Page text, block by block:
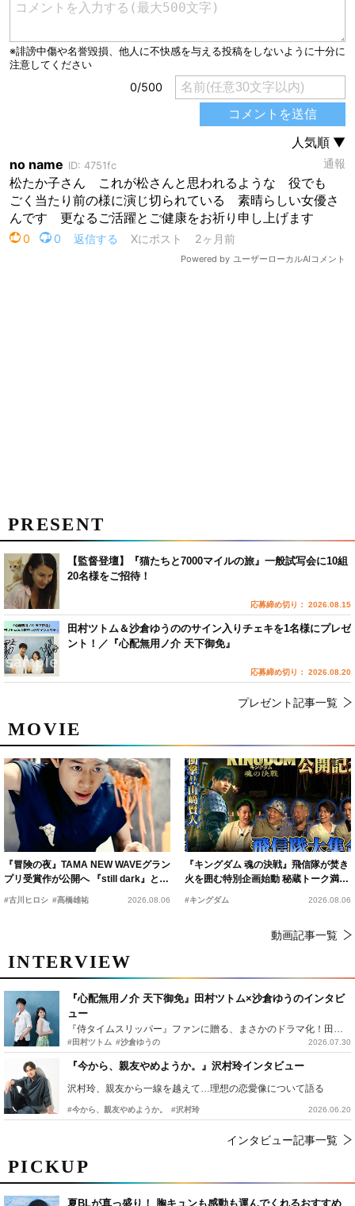
PICKUP
夏BLが真っ盛り！ 胸キュンも感動も運んでくれるおすすめ
MOVIE
『冒険の夜』TAMA NEW WAVEグラン
プリ受賞作が公開へ 『still dark』と同
時上映決定
#古川ヒロシ #髙橋雄祐 2026.08.06
『キングダム 魂の決戦』飛信隊が焚き
火を囲む特別企画始動 秘蔵トーク満載
の“キングダムキャンプ”開催
#キングダム 2026.08.06
動画記事一覧
INTERVIEW
『心配無用ノ介 天下御免』田村ツトム×沙倉ゆうのインタビ
ュー
#田村ツトム #沙倉ゆうの 2026.07.30
『今から、親友やめようか。』沢村玲インタビュー
沢村玲、親友から一線を越えて…理想の恋愛像について語る
#今から、親友やめようか。 #沢村玲 2026.06.20
インタビュー記事一覧
PRESENT
【監督登壇】『猫たちと7000マイルの旅』一般試写会に10組
20名様をご招待！
応募締め切り： 2026.08.15
田村ツトム＆沙倉ゆうののサイン入りチェキを1名様にプレゼ
ント！／『心配無用ノ介 天下御免』
応募締め切り： 2026.08.20
プレゼント記事一覧